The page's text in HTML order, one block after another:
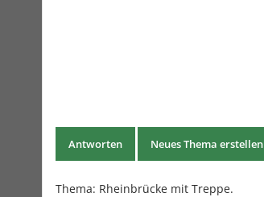
Antworten Neues Thema erstellen
Thema: Rheinbrücke mit Treppe.